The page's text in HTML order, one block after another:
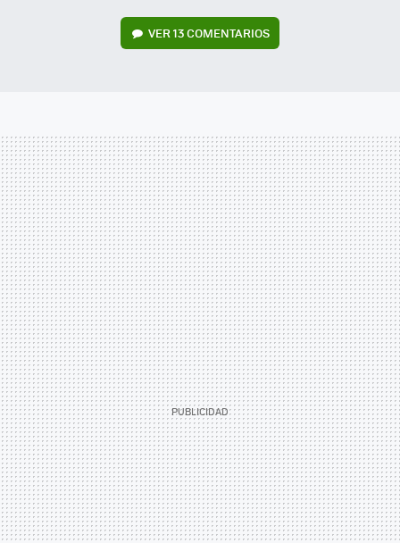
VER 13 COMENTARIOS